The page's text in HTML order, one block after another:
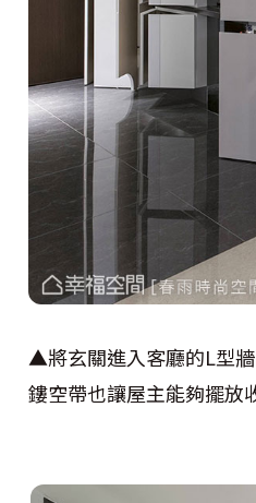
▲將玄關進入客廳的L型
鏤空帶也讓屋主能夠擺放